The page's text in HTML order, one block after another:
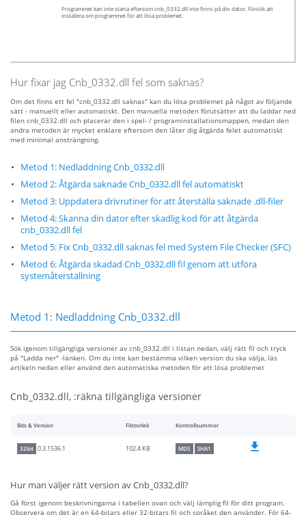
Programmet kan inte starta eftersom cnb_0332.dll inte finns på din dator. Försök att
installera om programmet för att lösa problemet.
Hur fixar jag Cnb_0332.dll fel som saknas?
Om det finns ett fel "cnb_0332.dll saknas" kan du lösa problemet på något av följande
sätt - manuellt eller automatiskt. Den manuella metoden förutsätter att du laddar ned
filen cnb_0332.dll och placerar den i spel- / programinstallationsmappen, medan den
andra metoden är mycket enklare eftersom den låter dig åtgärda felet automatiskt
med minimal ansträngning.
Metod 1: Nedladdning Cnb_0332.dll
Metod 2: Åtgärda saknade Cnb_0332.dll fel automatiskt
Metod 3: Uppdatera drivrutiner för att återställa saknade .dll-filer
Metod 4: Skanna din dator efter skadlig kod för att åtgärda
cnb_0332.dll fel
Metod 5: Fix Cnb_0332.dll saknas fel med System File Checker (SFC)
Metod 6: Åtgärda skadad Cnb_0332.dll fil genom att utföra
systemåterställning
Metod 1: Nedladdning Cnb_0332.dll
Sök igenom tillgängliga versioner av cnb_0332.dll i listan nedan, välj rätt fil och tryck
på "Ladda ner" -länken. Om du inte kan bestämma vilken version du ska välja, läs
artikeln nedan eller använd den automatiska metoden för att lösa problemet
Cnb_0332.dll, :räkna tillgängliga versioner
Bits & Version Filstorlek Kontrollsummor
32bit 0.3.1536.1 102.4 KB MD5 SHA1
Hur man väljer rätt version av Cnb_0332.dll?
Gå först igenom beskrivningarna i tabellen ovan och välj lämplig fil för ditt program.
Observera om det är en 64-bitars eller 32-bitars fil och språket den använder. För 64-